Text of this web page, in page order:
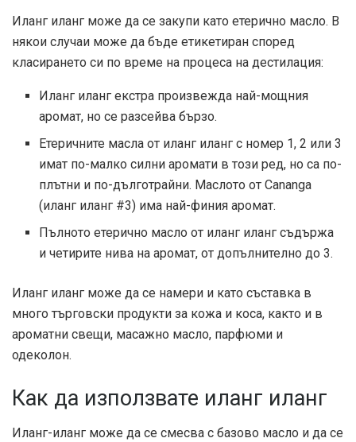
Иланг иланг може да се закупи като етерично масло. В
някои случаи може да бъде етикетиран според
класирането си по време на процеса на дестилация:
Иланг иланг екстра произвежда най-мощния
аромат, но се разсейва бързо.
Етеричните масла от иланг иланг с номер 1, 2 или 3
имат по-малко силни аромати в този ред, но са по-
плътни и по-дълготрайни. Маслото от Cananga
(иланг иланг #3) има най-финия аромат.
Пълното етерично масло от иланг иланг съдържа
и четирите нива на аромат, от допълнително до 3.
Иланг иланг може да се намери и като съставка в
много търговски продукти за кожа и коса, както и в
ароматни свещи, масажно масло, парфюми и
одеколон.
Как да използвате иланг иланг
Иланг-иланг може да се смесва с базово масло и да се